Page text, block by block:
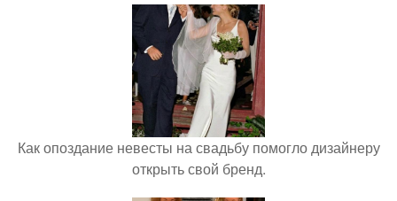
Как опоздание невесты на свадьбу помогло дизайнеру
открыть свой бренд.